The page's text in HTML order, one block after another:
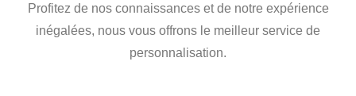
Profitez de nos connaissances et de notre expérience
inégalées, nous vous offrons le meilleur service de
personnalisation.